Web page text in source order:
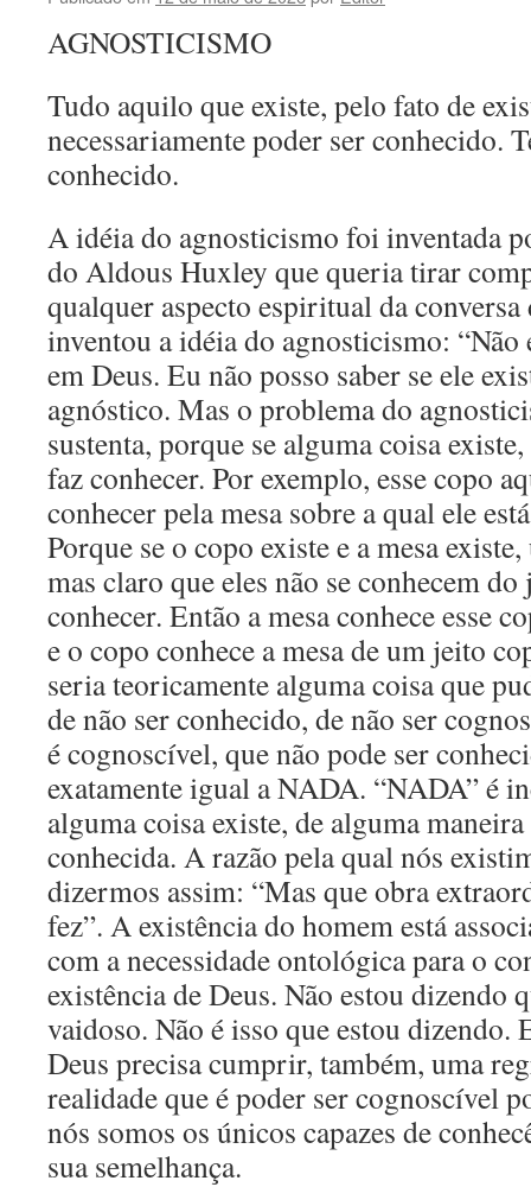
AGNOSTICISMO
Tudo aquilo que existe, pelo fato de
necessariamente poder ser conhecido.
conhecido.
A idéia do agnosticismo foi inventada
do Aldous Huxley que queria tirar
qualquer aspecto espiritual da
inventou a idéia do agnosticismo: “Não
em Deus. Eu não posso saber se ele
agnóstico. Mas o problema do
sustenta, porque se alguma coisa
faz conhecer. Por exemplo, esse copo
conhecer pela mesa sobre a qual ele
Porque se o copo existe e a mesa
mas claro que eles não se conhecem
conhecer. Então a mesa conhece esse
e o copo conhece a mesa de um jeito
seria teoricamente alguma coisa que
de não ser conhecido, de não ser
é cognoscível, que não pode ser
exatamente igual a NADA. “NADA” é
alguma coisa existe, de alguma
conhecida. A razão pela qual nós
dizermos assim: “Mas que obra
fez”. A existência do homem está
com a necessidade ontológica para o
existência de Deus. Não estou dizendo
vaidoso. Não é isso que estou dizendo.
Deus precisa cumprir, também, uma
realidade que é poder ser cognoscível
nós somos os únicos capazes de
sua semelhança.